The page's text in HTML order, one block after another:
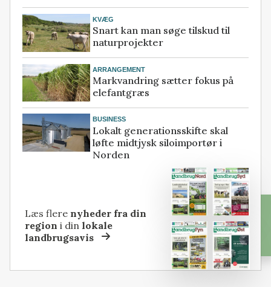
KVÆG
Snart kan man søge tilskud til
naturprojekter
ARRANGEMENT
Markvandring sætter fokus på
elefantgræs
BUSINESS
Lokalt generationsskifte skal
løfte midtjysk siloimportør i
Norden
Læs flere nyheder fra din
region i dinlokale
landbrugsavis